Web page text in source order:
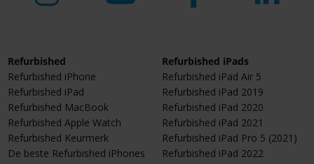
Refurbished
Refurbished iPhone
Refurbished iPad
Refurbished MacBook
Refurbished Apple Watch
Refurbished Keurmerk
De beste Refurbished iPhones
Refurbished iPads
Refurbished iPad Air 5
Refurbished iPad 2019
Refurbished iPad 2020
Refurbished iPad 2021
Refurbished iPad Pro 5 (2021)
Refurbished iPad 2022